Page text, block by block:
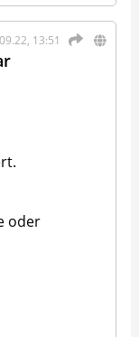
13:51
oder